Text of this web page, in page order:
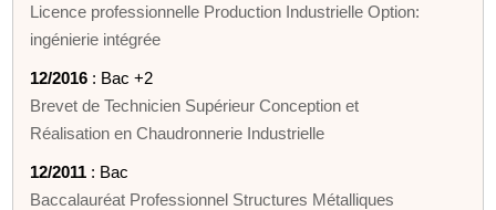
Licence professionnelle Production Industrielle Option:
ingénierie intégrée
12/2016 : Bac +2
Brevet de Technicien Supérieur Conception et
Réalisation en Chaudronnerie Industrielle
12/2011 : Bac
Baccalauréat Professionnel Structures Métalliques